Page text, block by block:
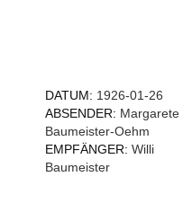
DATUM: 1926-01-26
ABSENDER: Margarete
Baumeister-Oehm
EMPFÄNGER:Willi
Baumeister